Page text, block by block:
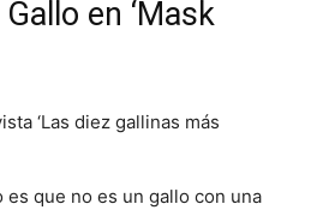
en ‘Mask
‘Las diez gallinas más
es que no es un gallo con una